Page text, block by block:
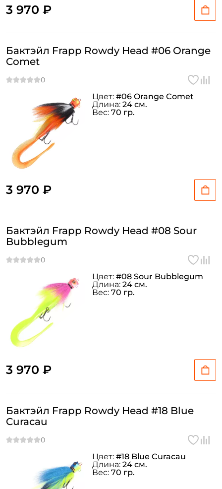
3 970 ₽
Бактэйл Frapp Rowdy Head #06 Orange
Comet
3 970 ₽
Цвет: #06 Orange Comet
Длина: 24 см.
Вес: 70 гр.
Бактэйл Frapp Rowdy Head #08 Sour
Bubblegum
3 970 ₽
Цвет: #08 Sour Bubblegum
Длина: 24 см.
Вес: 70 гр.
Бактэйл Frapp Rowdy Head #18 Blue
Curacau
Цвет: #18 Blue Curacau
Длина: 24 см.
Вес: 70 гр.